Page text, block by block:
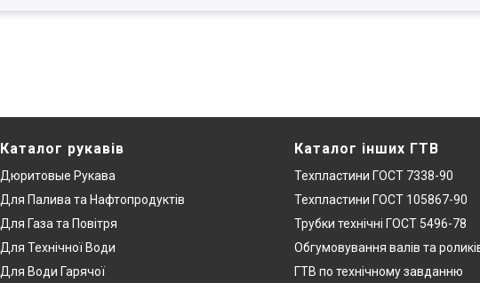
Каталог рукавів
Дюритовые Рукава
Для Палива та Нафтопродуктів
Для Газа та Повітря
Для Технічної Води
Для Води Гарячої
Каталог інших ГТВ
Техпластини ГОСТ 7338-90
Техпластини ГОСТ 105867-90
Трубки технічні ГОСТ 5496-78
Обгумовування валів та
ГТВ по технічному завданню